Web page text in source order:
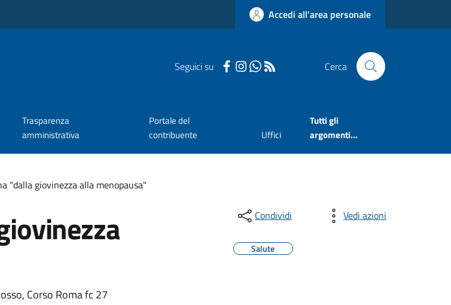
Accedi all'area personale
Seguici su Cerca
Trasparenza
amministrativa
Portale del
contribuente
Uffici
Tutti gli
argomenti...
"dalla giovinezza alla menopausa"
Corso Roma fc 27
Condividi Vedi azioni
Salute